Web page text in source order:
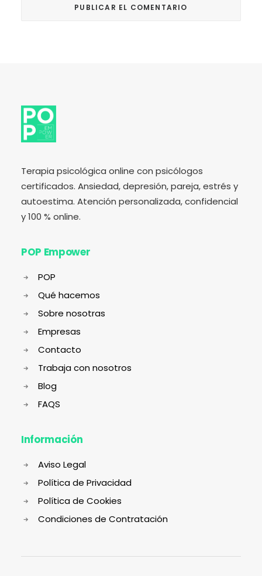
Terapia psicológica online con psicólogos
certificados. Ansiedad, depresión, pareja, estrés y
autoestima. Atención personalizada, confidencial
y 100 % online.
POP Empower
POP
Qué hacemos
Sobre nosotras
Empresas
Contacto
Trabaja con nosotros
Blog
FAQS
Información
Aviso Legal
Política de Privacidad
Política de Cookies
Condiciones de Contratación